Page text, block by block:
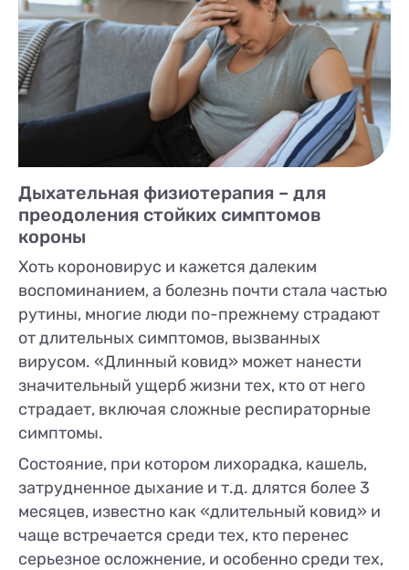
Дыхательная физиотерапия – для
преодоления стойких симптомов
короны
Хоть короновирус и кажется далеким
воспоминанием, а болезнь почти стала частью
рутины, многие люди по-прежнему страдают
от длительных симптомов, вызванных
вирусом. «Длинный ковид» может нанести
значительный ущерб жизни тех, кто от него
страдает, включая сложные респираторные
симптомы.
Состояние, при котором лихорадка, кашель,
затрудненное дыхание и т.д. длятся более 3
месяцев, известно как «длительный ковид» и
чаще встречается среди тех, кто перенес
серьезное осложнение, и особенно среди тех,